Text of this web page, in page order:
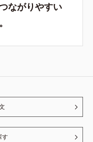
ながりやすい
す